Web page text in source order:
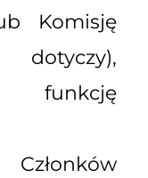
Komisję
dotyczy),
funkcję